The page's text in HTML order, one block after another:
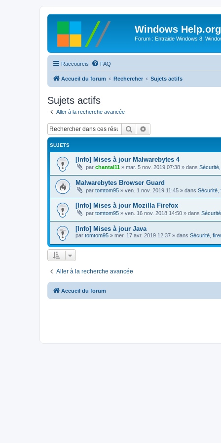
Windows Help.org
Forum : Entraide Windows 8,
Raccourcis FAQ
Accueil du forum Rechercher Sujets actifs
Sujets actifs
Aller à la recherche avancée
Rechercher
SUJETS
[Info] Mises à jour Malwarebytes 4
par chantal11 » mar. 5 nov. 2019 07:38 » dans
Malwarebytes Browser Guard
par tomtom95 » ven. 1 nov. 2019 11:45 » dans Sécurité,
[Info] Mises à jour Mozilla Firefox
par tomtom95 » ven. 16 nov. 2018 14:50 » dans
[Info] Mises à jour Java
par tomtom95 » mer. 17 avr. 2019 12:37 » dans Sécurité,
Aller à la recherche avancée
Accueil du forum